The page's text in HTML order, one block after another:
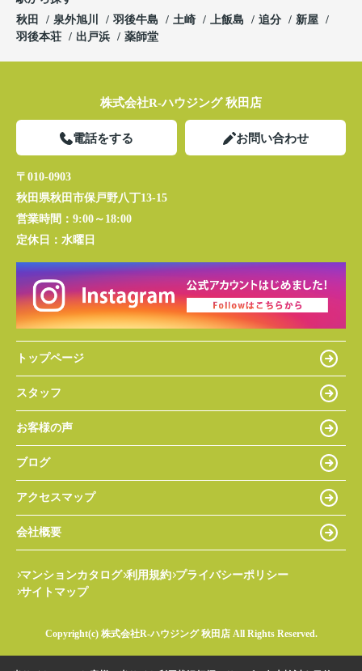
秋田
泉外旭川 羽後牛島 土崎 上飯島 追分
新屋
羽後本荘
出戸浜 薬師堂
株式会社R-ハウジング 秋田店
電話をする お問い合わせ
〒010-0903
秋田県秋田市保戸野八丁13-15
営業時間： 9:00～18:00
定休日： 水曜日
トップページ
スタッフ
お客様の声
ブログ
アクセスマップ
会社概要
マンションカタログ 利用規約 プライバシーポリシー
サイトマップ
Copyright(c) 株式会社R-ハウジング 秋田店 All Rights Reserved.